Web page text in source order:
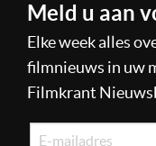
Meld u aan
Elke week alles
filmnieuws in uw
Filmkrant